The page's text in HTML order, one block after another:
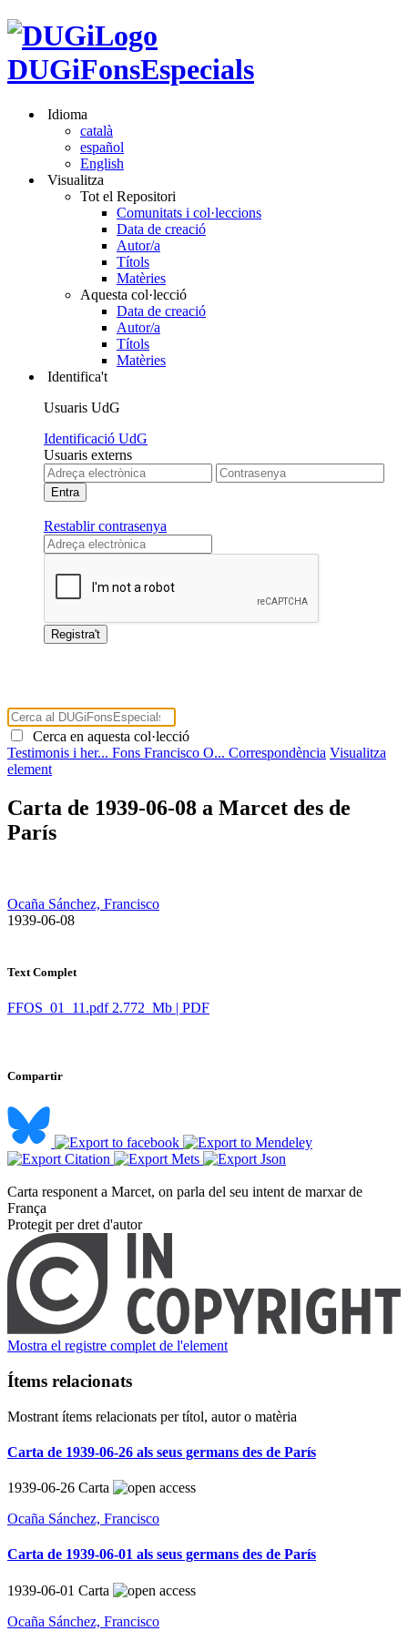
DUGiFonsEspecials
Idioma
català
español
English
Visualitza
Tot el Repositori
Comunitats i col·leccions
Data de creació
Autor/a
Títols
Matèries
Aquesta col·lecció
Data de creació
Autor/a
Títols
Matèries
Identifica't
Usuaris UdG
Identificació UdG
Usuaris externs
Restablir contrasenya
Cerca en aquesta col·lecció
Testimonis i her... Fons Francisco O... Correspondència Visualitza
element
Carta de 1939-06-08 a Marcet des de
París
Ocaña Sánchez, Francisco
​ 1939-06-08
Text Complet
FFOS_01_11.pdf 2.772 Mb | PDF
Compartir
Carta responent a Marcet, on parla del seu intent de marxar de
França ​
Protegit per dret d'autor
Mostra el registre complet de l'element
Ítems relacionats
Mostrant ítems relacionats per títol, autor o matèria
Carta de 1939-06-26 als seus germans des de París
1939-06-26 Carta
Ocaña Sánchez, Francisco
Carta de 1939-06-01 als seus germans des de París
1939-06-01 Carta
Ocaña Sánchez, Francisco